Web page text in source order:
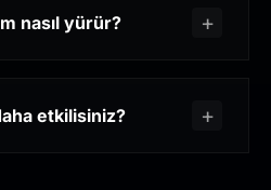
nasıl yürür?
etkilisiniz?